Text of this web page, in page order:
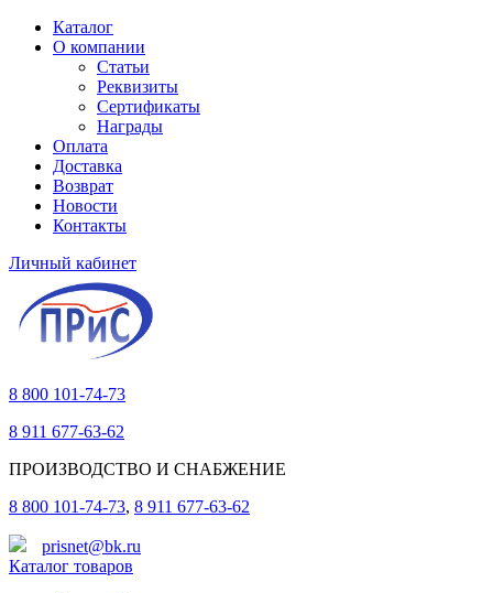
Каталог
О компании
Статьи
Реквизиты
Сертификаты
Награды
Оплата
Доставка
Возврат
Новости
Контакты
Личный кабинет
8 800 101-74-73
8 911 677-63-62
ПРОИЗВОДСТВО И СНАБЖЕНИЕ
8 800 101-74-73, 8 911 677-63-62
prisnet@bk.ru
Каталог товаров